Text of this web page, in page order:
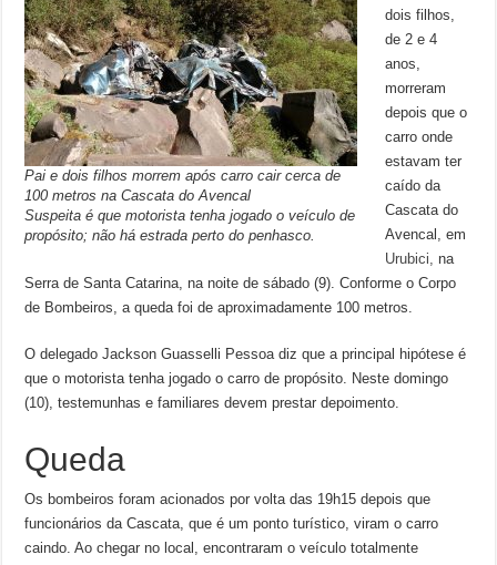
Pai e dois filhos morrem após carro cair cerca de
100 metros na Cascata do Avencal
Suspeita é que motorista tenha jogado o veículo de
propósito; não há estrada perto do penhasco.
dois filhos,
de 2 e 4
anos,
morreram
depois que o
carro onde
estavam ter
caído da
Cascata do
Avencal, em
Urubici, na
Serra de Santa Catarina, na noite de sábado (9). Conforme o Corpo
de Bombeiros, a queda foi de aproximadamente 100 metros.
O delegado Jackson Guasselli Pessoa diz que a principal hipótese é
que o motorista tenha jogado o carro de propósito. Neste domingo
(10), testemunhas e familiares devem prestar depoimento.
Queda
Os bombeiros foram acionados por volta das 19h15 depois que
funcionários da Cascata, que é um ponto turístico, viram o carro
caindo. Ao chegar no local, encontraram o veículo totalmente